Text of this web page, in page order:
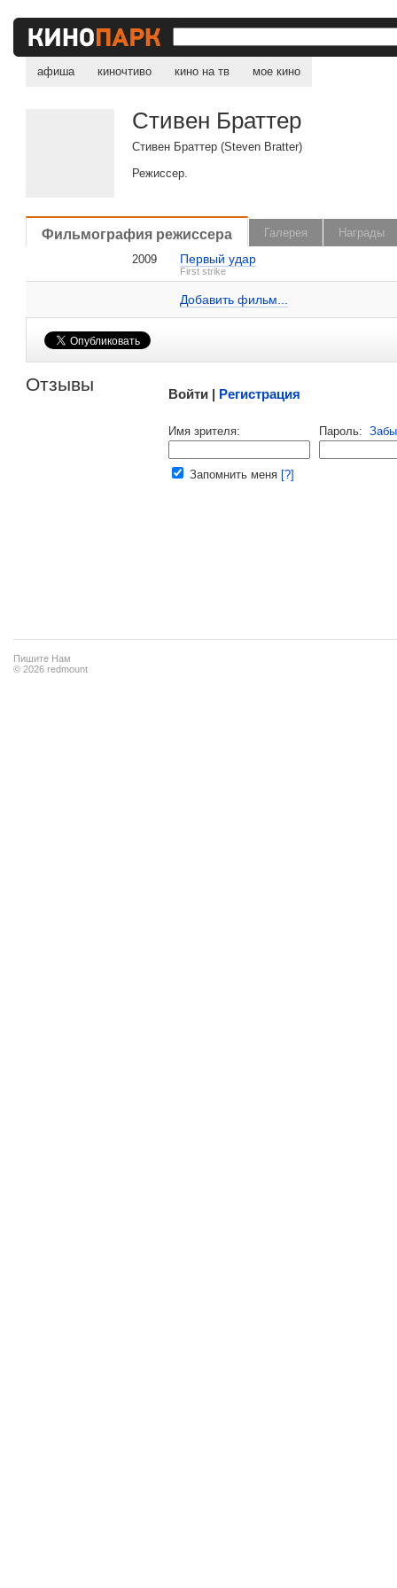
афиша киночтиво кино на тв мое кино
Стивен Браттер
Стивен Браттер (Steven Bratter)
Режиссер.
Фильмография режиссера Галерея
Награды
2009
Первый удар
First strike
Добавить фильм...
Стивен Браттер на IMDB.com
Отзывы Войти | Регистрация
Имя зрителя: Пароль:
Запомнить меня [?]
Пишите Нам
© 2026 redmount